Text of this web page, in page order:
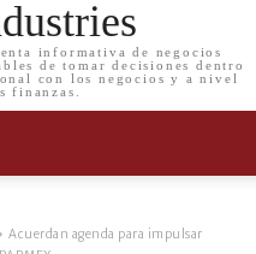
informativa de negocios
de tomar decisiones dentro
con los negocios y a nivel
finanzas.
Acuerdan agenda para impulsar